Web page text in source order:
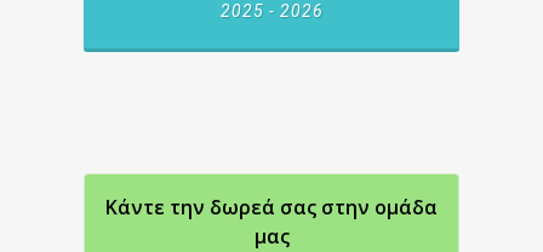
2025 - 2026
Κάντε την δωρεά σας στην oμάδα
μας